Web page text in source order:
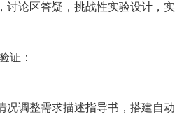
讨论区答疑，挑战性实验设计，实
证：
况调整需求描述指导书，搭建自动